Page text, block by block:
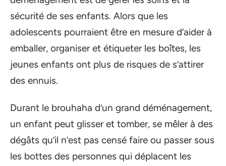
sécurité de ses enfants. Alors que les
adolescents pourraient être en mesure d’aider à
emballer, organiser et étiqueter les boîtes, les
jeunes enfants ont plus de risques de s’attirer
des ennuis.
Durant le brouhaha d’un grand déménagement,
un enfant peut glisser et tomber, se mêler à des
dégâts qu’il n’est pas censé faire ou passer sous
les bottes des personnes qui déplacent les